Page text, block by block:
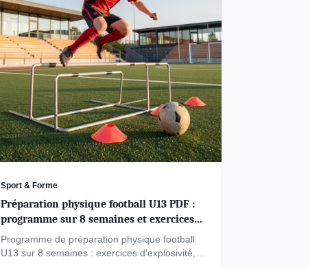
Sport & Forme
Préparation physique football U13 PDF :
programme sur 8 semaines et exercices
clés
Programme de préparation physique football
U13 sur 8 semaines : exercices d'explosivité,